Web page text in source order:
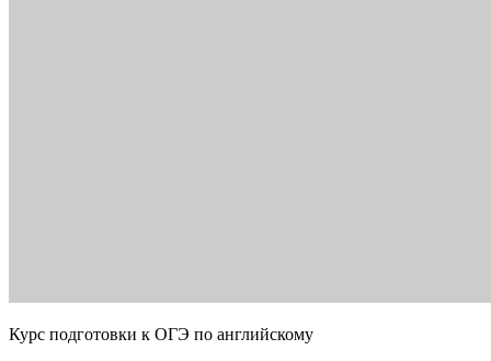
Курс подготовки к ОГЭ по английскому